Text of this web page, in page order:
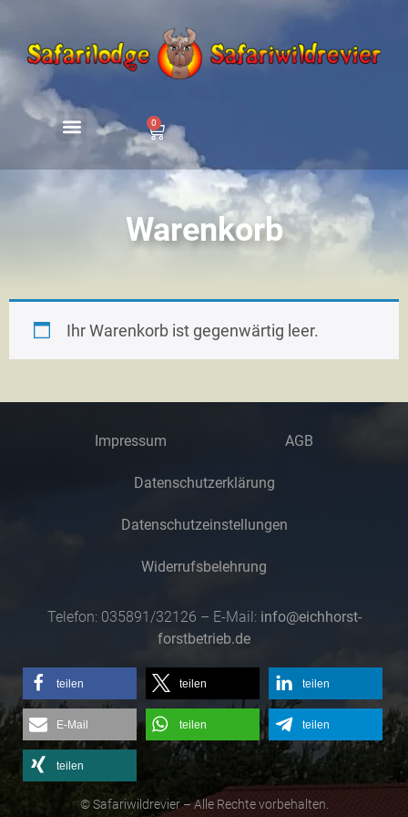
0
Warenkorb
Ihr Warenkorb ist gegenwärtig leer.
Impressum AGB
Datenschutzerklärung
Datenschutzeinstellungen
Widerrufsbelehrung
Telefon: 035891/32126 – E-Mail: info@eichhorst-
forstbetrieb.de
teilen teilen teilen
E-Mail teilen teilen
teilen
© Safariwildrevier – Alle Rechte vorbehalten.